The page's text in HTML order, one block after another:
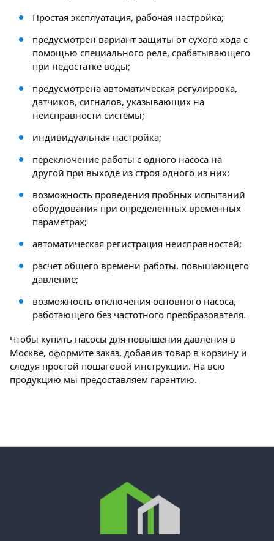
Простая эксплуатация, рабочая настройка;
предусмотрен вариант защиты от сухого хода с
помощью специального реле, срабатывающего
при недостатке воды;
предусмотрена автоматическая регулировка,
датчиков, сигналов, указывающих на
неисправности системы;
индивидуальная настройка;
переключение работы с одного насоса на
другой при выходе из строя одного из них;
возможность проведения пробных испытаний
оборудования при определенных временных
параметрах;
автоматическая регистрация неисправностей;
расчет общего времени работы, повышающего
давление;
возможность отключения основного насоса,
работающего без частотного преобразователя.
Чтобы купить насосы для повышения давления в
Москве, оформите заказ, добавив товар в корзину и
следуя простой пошаговой инструкции. На всю
продукцию мы предоставляем гарантию.